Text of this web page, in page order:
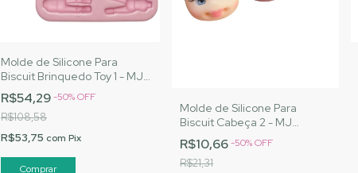
Molde de Silicone Para
Biscuit Brinquedo Toy 1 - MJ
Artesanatos |Cód. 3042
R$54,29-50%OFF
R$108,58
R$53,75 com Pix
Molde de Silicone Para
Biscuit Cabeça 2 - MJ
Artesanatos |Cód. 3062
R$10,66-50%OFF
R$21,31